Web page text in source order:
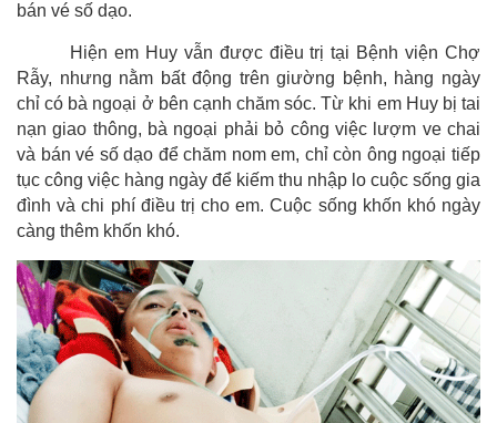
bán vé số dạo.
Hiện em Huy vẫn được điều trị tại Bệnh viện Chợ
Rẫy, nhưng nằm bất động trên giường bệnh, hàng ngày
chỉ có bà ngoại ở bên cạnh chăm sóc.Từ khi em Huy bị tai
nạn giao thông, bà ngoại phải bỏ công việc lượm ve chai
và bán vé số dạo để chăm nom em, chỉ còn ông ngoại tiếp
tục công việc hàng ngày để kiếm thu nhập lo cuộc sống gia
đình và chi phí điều trị cho em. Cuộc sống khốn khó ngày
càng thêm khốn khó.